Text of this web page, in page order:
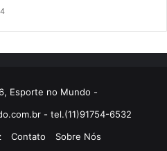
Esporte no Mundo -
- tel.(11)91754-6532
Contato Sobre Nós